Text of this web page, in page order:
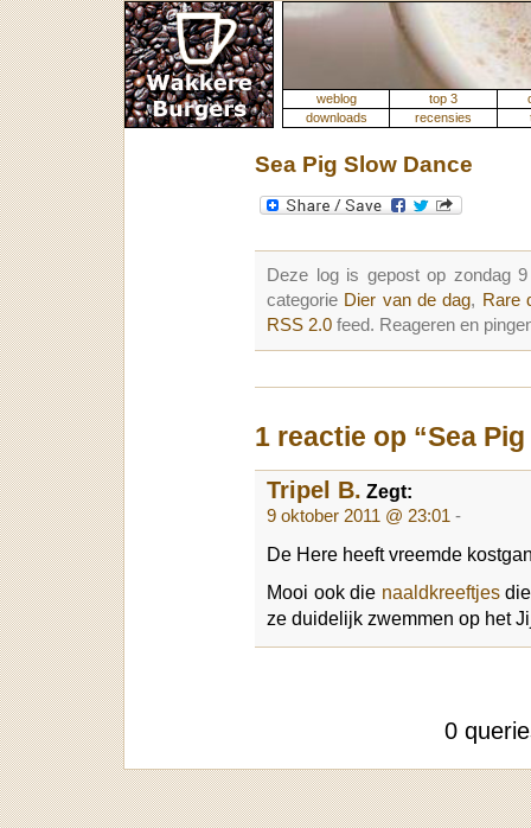
weblog top 3
downloads
recensies
Sea Pig Slow Dance
Deze log is gepost op zondag
categorie Dier van de dag, Rare
RSS 2.0 feed. Reageren en
1 reactie op “Sea
Tripel B. Zegt:
9 oktober 2011 @ 23:01 -
De Here heeft vreemde
Mooi ook die naaldkreeftjesdie
ze duidelijk zwemmen op het
0